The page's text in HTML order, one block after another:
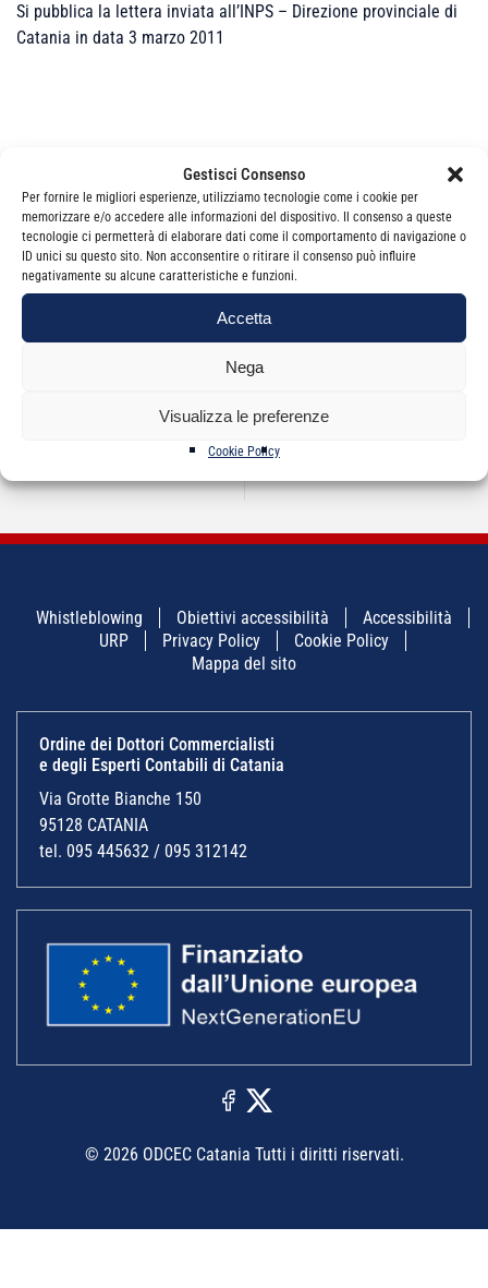
Gestisci Consenso
Per fornire le migliori esperienze, utilizziamo tecnologie come i cookie per
memorizzare e/o accedere alle informazioni del dispositivo. Il consenso a queste
tecnologie ci permetterà di elaborare dati come il comportamento di navigazione o
ID unici su questo sito. Non acconsentire o ritirare il consenso può influire
negativamente su alcune caratteristiche e funzioni.
Accetta
Nega
Visualizza le preferenze
Cookie Policy
Si pubblica la lettera inviata all’INPS – Direzione provinciale di
Catania in data 3 marzo 2011
CategorieNews
Comune di Catania –
Direzione Attività
l’accreditamento di
Whistleblowing Obiettivi accessibilità
Accessibilità
URP
Privacy Policy
Cookie Policy
Mappa del sito
Ordine dei Dottori Commercialisti
e degli Esperti Contabili di Catania
Via Grotte Bianche 150
95128 CATANIA
tel. 095 445632 / 095 312142
© 2026 ODCEC Catania Tutti i diritti riservati.